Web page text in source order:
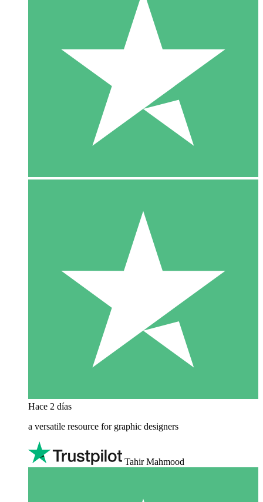
Hace 2 días
a versatile resource for graphic designers
Tahir Mahmood